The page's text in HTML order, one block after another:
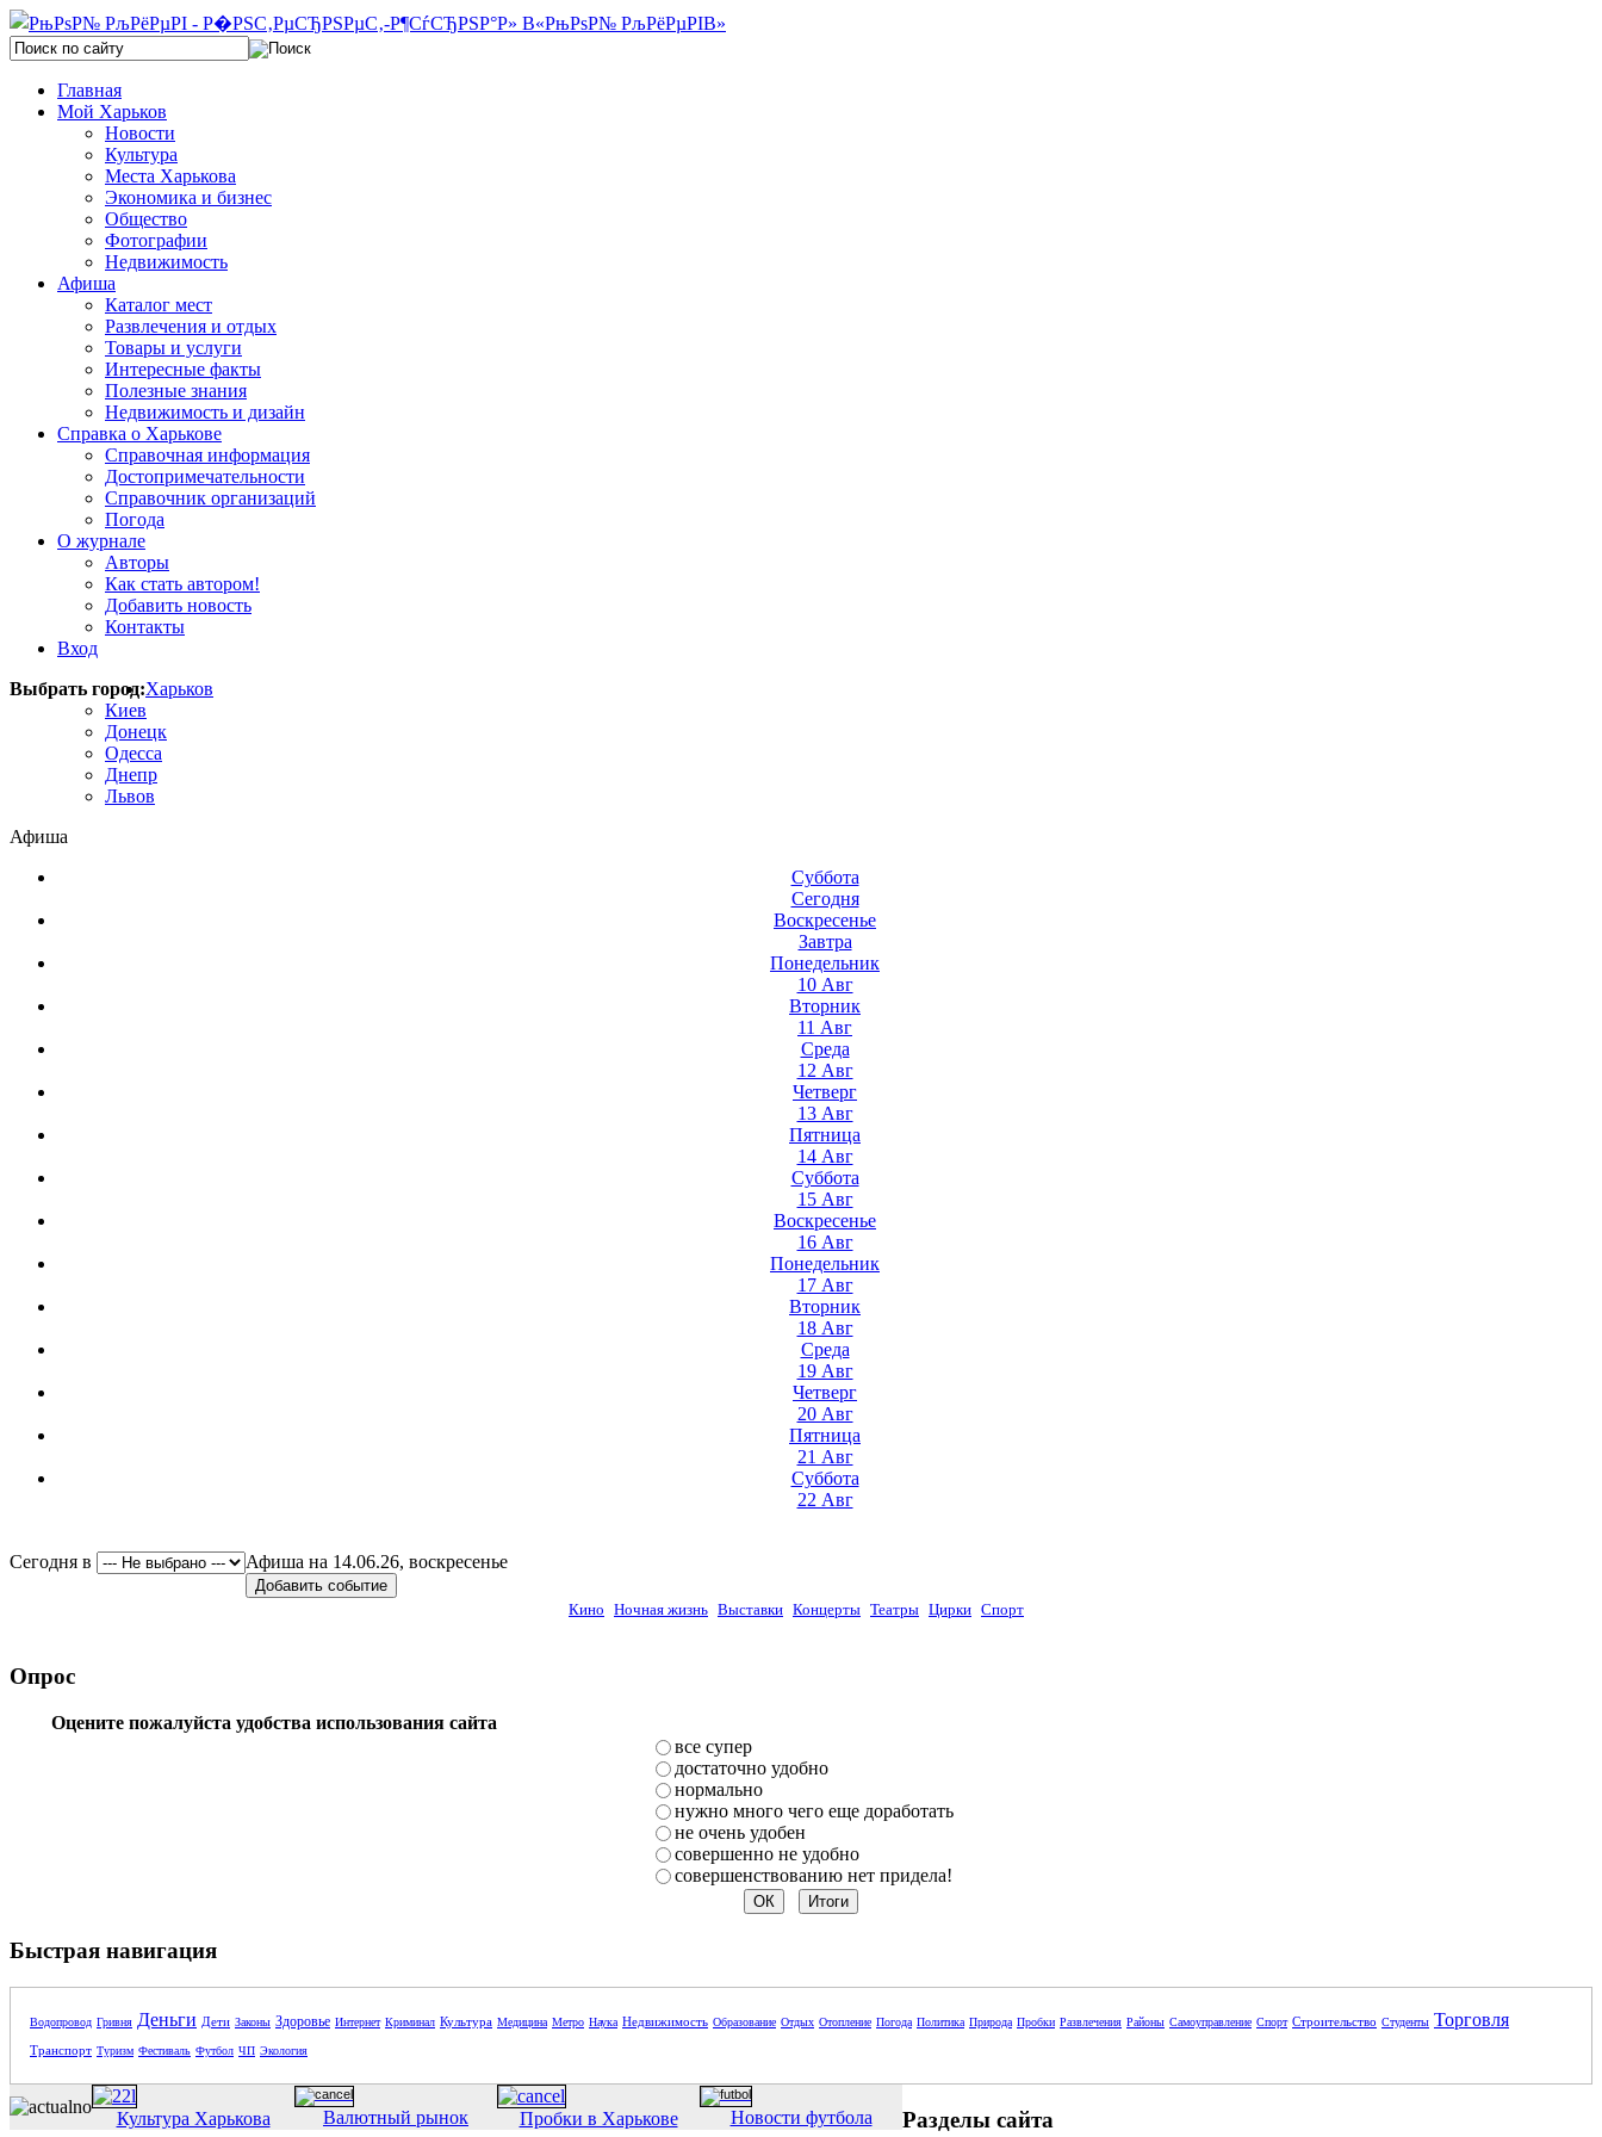
Главная
Мой Харьков
Новости
Культура
Места Харькова
Экономика и бизнес
Общество
Фотографии
Недвижимость
Афиша
Каталог мест
Развлечения и отдых
Товары и услуги
Интересные факты
Полезные знания
Недвижимость и дизайн
Справка о Харькове
Справочная информация
Достопримечательности
Справочник организаций
Погода
О журнале
Авторы
Как стать автором!
Добавить новость
Контакты
Вход
Выбрать город:Харьков
Киев
Донецк
Одесса
Днепр
Львов
Афиша
Суббота
Сегодня
Воскресенье
Завтра
Понедельник
10 Авг
Вторник
11 Авг
Среда
12 Авг
Четверг
13 Авг
Пятница
14 Авг
Суббота
15 Авг
Воскресенье
16 Авг
Понедельник
17 Авг
Вторник
18 Авг
Среда
19 Авг
Четверг
20 Авг
Пятница
21 Авг
Суббота
22 Авг
Сегодня в Афиша на 14.06.26, воскресенье
Добавить событие
Кино Ночная жизнь Выставки Концерты Театры Цирки Спорт
Опрос
Оцените пожалуйста удобства использования сайта
все супер
достаточно удобно
нормально
нужно много чего еще доработать
не очень удобен
совершенно не удобно
совершенствованию нет придела!
Быстрая навигация
Водопровод Гривня Деньги Дети Законы Здоровье Интернет Криминал Культура Медицина Метро Наука Недвижимость Образование Отдых Отопление Погода Политика Природа Пробки Развлечения Районы Самоуправление Спорт Строительство Студенты Торговля
Транспорт Туризм Фестиваль Футбол ЧП Экология
Культура Харькова Валютный рынок Пробки в Харькове Новости футбола Разделы сайта